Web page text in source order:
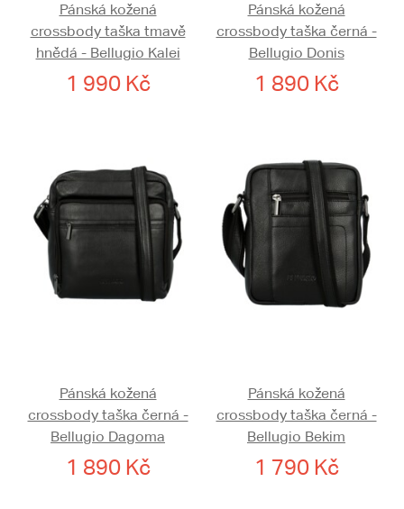
Pánská kožená
crossbody taška tmavě
hnědá - Bellugio Kalei
1 990 Kč
Pánská kožená
crossbody taška černá -
Bellugio Donis
1 890 Kč
Pánská kožená
crossbody taška černá -
Bellugio Dagoma
1 890 Kč
Pánská kožená
crossbody taška černá -
Bellugio Bekim
1 790 Kč